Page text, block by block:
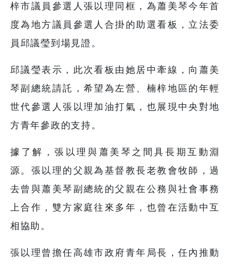
梓市議員參選人張以理同框，為蕭美琴今年首
度為地方議員參選人合掛的助選看板，立法委
員邱議瑩到場見證。
邱議瑩表示，此次看板由她居中牽線，向蕭美
琴副總統請託，希望為左營、楠梓地區的年輕
世代參選人張以理加油打氣，也展現中央對地
方青年參政的支持。
據了解，張以理與蕭美琴之間具長期互動淵
源。張以理的父親為基督教長老教會牧師，過
去曾與蕭美琴副總統的父親在公務與社會事務
上合作，雙方家庭往來多年，也曾在活動中互
相協助。
張以理曾擔任高雄市政府青年局長，任內推動